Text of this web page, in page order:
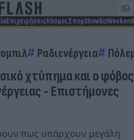
ΕπιχειρήσειςΚόσμοςΣπορShowbizWeekend
Ραδιενέργεια
χτύπημα και ο φόβος
- Επιστήμονες
πως υπάρχουν μεγάλη